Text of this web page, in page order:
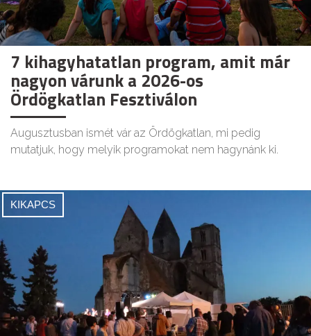
7 kihagyhatatlan program, amit már
nagyon várunk a 2026-os
Ördögkatlan Fesztiválon
Augusztusban ismét vár az Ördögkatlan, mi pedig
mutatjuk, hogy melyik programokat nem hagynánk ki.
KIKAPCS